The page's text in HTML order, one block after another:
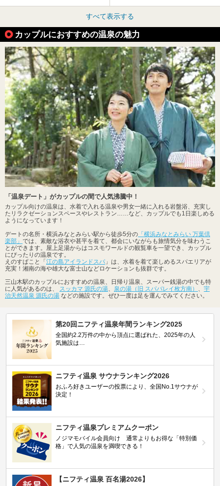
すべて表示する
カップルにおすすめの温泉の魅力
「温泉デート」がカップルの間で人気沸騰中！
カップル向けの温泉は、水着で入れる温泉や男女一緒に入れる岩盤浴、充実し
たリラクゼーションスペースやレストラン……など、カップルでも1日楽しめる
ようになっています！
デートの名所・横浜みなとみらい駅から徒歩5分の 「横浜みなとみらい 万葉倶
楽部」 では、素敵な浴衣や甚平を着て、都会にいながらも旅情気分を味わうこ
とができます。屋上足湯からはコスモワールドの観覧車を一望でき、カップル
にぴったりの温泉です。
えのすぱこと「江の島アイランドスパ 」は、水着を着て楽しめるスパエリアが
充実！湘南の海や雄大な富士山などロケーションも抜群です。
三山木駅のカップルにおすすめの温泉、日帰り温泉、スーパー銭湯の中でも特
に人気があるのは、
スッカマ 源氏の湯 泉の湯（旧 スパバレイ枚方南）
宇
治天然温泉 源氏の湯 などの施設です。ぜひ一度は足を運んでみてください。
第20回ニフティ温泉年間ランキング2025
全国約2.2万件の中から頂点に選ばれた、2025年の人
気施設は…
ニフティ温泉 サウナランキング2026
おふろ好きユーザーの投票により、全国No.1サウナが
決定！
ニフティ温泉プレミアムクーポン
ノジマモバイル会員向け 通常よりもお得な「特別価
格」で人気の温泉を満喫できる！
【ニフティ温泉 百名湯2026】